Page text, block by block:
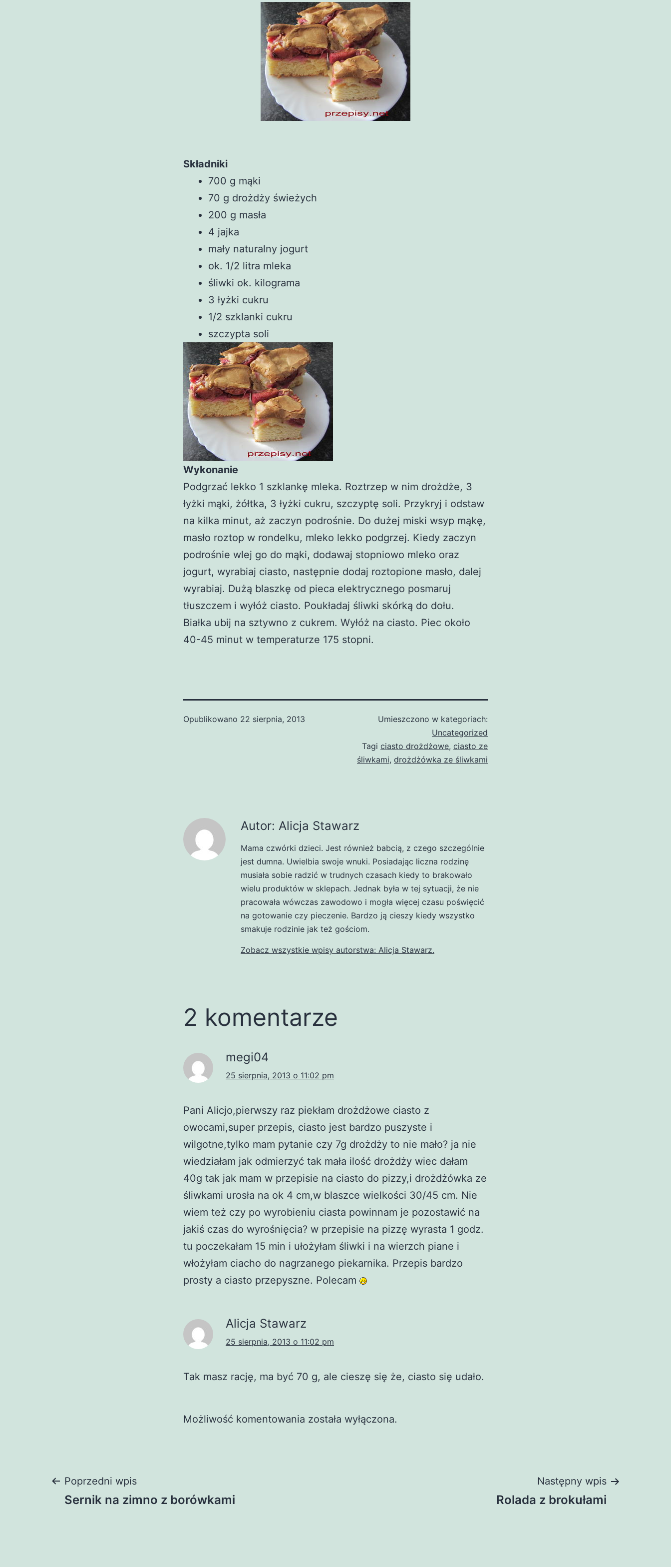
Składniki
700 g mąki
70 g drożdży świeżych
200 g masła
4 jajka
mały naturalny jogurt
ok. 1/2 litra mleka
śliwki ok. kilograma
3 łyżki cukru
1/2 szklanki cukru
szczypta soli
Wykonanie
Podgrzać lekko 1 szklankę mleka. Roztrzep w nim drożdże, 3
łyżki mąki, żółtka, 3 łyżki cukru, szczyptę soli. Przykryj i odstaw
na kilka minut, aż zaczyn podrośnie. Do dużej miski wsyp mąkę,
masło roztop w rondelku, mleko lekko podgrzej. Kiedy zaczyn
podrośnie wlej go do mąki, dodawaj stopniowo mleko oraz
jogurt, wyrabiaj ciasto, następnie dodaj roztopione masło, dalej
wyrabiaj. Dużą blaszkę od pieca elektrycznego posmaruj
tłuszczem i wyłóż ciasto. Poukładaj śliwki skórką do dołu.
Białka ubij na sztywno z cukrem. Wyłóż na ciasto. Piec około
40-45 minut w temperaturze 175 stopni.
Opublikowano 22 sierpnia, 2013
Umieszczono w kategoriach:
Uncategorized
Tagi ciasto drożdżowe, ciasto ze
śliwkami, drożdżówka ze śliwkami
Autor: Alicja Stawarz
Mama czwórki dzieci. Jest również babcią, z czego szczególnie
jest dumna. Uwielbia swoje wnuki. Posiadając liczna rodzinę
musiała sobie radzić w trudnych czasach kiedy to brakowało
wielu produktów w sklepach. Jednak była w tej sytuacji, że nie
pracowała wówczas zawodowo i mogła więcej czasu poświęcić
na gotowanie czy pieczenie. Bardzo ją cieszy kiedy wszystko
smakuje rodzinie jak też gościom.
Zobacz wszystkie wpisy autorstwa: Alicja Stawarz.
2 komentarze
megi04
25 sierpnia, 2013 o 11:02 pm
Pani Alicjo,pierwszy raz piekłam drożdżowe ciasto z
owocami,super przepis, ciasto jest bardzo puszyste i
wilgotne,tylko mam pytanie czy 7g drożdży to nie mało? ja nie
wiedziałam jak odmierzyć tak mała ilość drożdży wiec dałam
40g tak jak mam w przepisie na ciasto do pizzy,i drożdżówka ze
śliwkami urosła na ok 4 cm,w blaszce wielkości 30/45 cm. Nie
wiem też czy po wyrobieniu ciasta powinnam je pozostawić na
jakiś czas do wyrośnięcia? w przepisie na pizzę wyrasta 1 godz.
tu poczekałam 15 min i ułożyłam śliwki i na wierzch piane i
włożyłam ciacho do nagrzanego piekarnika. Przepis bardzo
prosty a ciasto przepyszne. Polecam
Alicja Stawarz
25 sierpnia, 2013 o 11:02 pm
Tak masz rację, ma być 70 g, ale cieszę się że, ciasto się udało.
Możliwość komentowania została wyłączona.
Nawigacja
Poprzedni wpis
Sernik na zimno z borówkami
Następny wpis
Rolada z brokułami